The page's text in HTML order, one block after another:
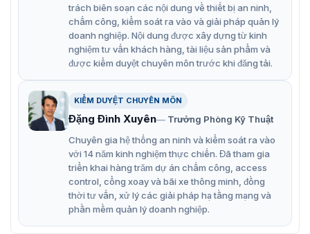
tính năng gì?
ZKTeco PS-855PC20C-AD thường được sử dụng để lắp
đặt trong nhà và ngoài trời, phục vụ cho mục đích giám
sát an ninh, quan sát hoạt động. Camera có độ bền cao,
thiết kế hiện đại và trang bị nhiều tính năng vượt trội:
Độ phân giải cao 5MP: Mang đến hình ảnh sắc nét,
chi tiết, giúp bạn quan sát rõ ràng mọi vật thể trong
khung hình, kể cả những chi tiết nhỏ nhất.
Tính năng thông minh: Nhiều model hỗ trợ các tính
năng như nhận diện khuôn mặt, phát hiện chuyển
động, theo dõi đối tượng giúp tăng cường khả năng
bảo mật và giám sát.
trách biên soạn các nội dung về thiết bị an ninh,
chấm công, kiểm soát ra vào và giải pháp quản lý
doanh nghiệp. Nội dung được xây dựng từ kinh
nghiệm tư vấn khách hàng, tài liệu sản phẩm và
được kiểm duyệt chuyên môn trước khi đăng tải.
KIỂM DUYỆT CHUYÊN MÔN
Đặng Đình Xuyên
Trưởng Phòng Kỹ Thuật
Chuyên gia hệ thống an ninh và kiểm soát ra vào
với 14 năm kinh nghiệm thực chiến. Đã tham gia
triển khai hàng trăm dự án chấm công, access
control, cổng xoay và bãi xe thông minh, đồng
thời tư vấn, xử lý các giải pháp hạ tầng mạng và
phần mềm quản lý doanh nghiệp.